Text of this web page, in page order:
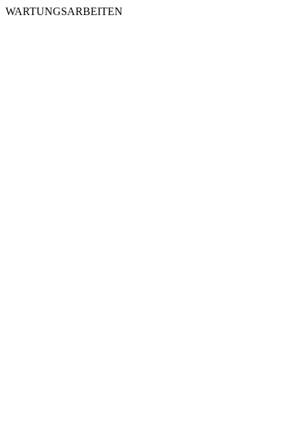
WARTUNGSARBEITEN